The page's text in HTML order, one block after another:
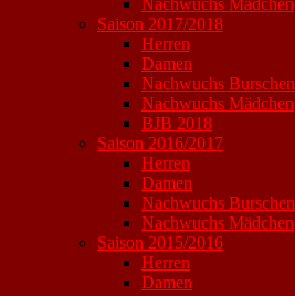
Nachwuchs Mädchen
Saison 2017/2018
Herren
Damen
Nachwuchs Burschen
Nachwuchs Mädchen
BJB 2018
Saison 2016/2017
Herren
Damen
Nachwuchs Burschen
Nachwuchs Mädchen
Saison 2015/2016
Herren
Damen